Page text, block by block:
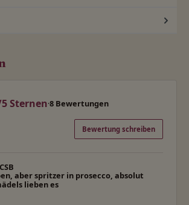
Bewertung von 5 von 5 Sternen
Sternen·8 Bewertungen
Bewertung schreiben
von 5 Sternen
CSB
aber spritzer in prosecco, absolut
lieben es